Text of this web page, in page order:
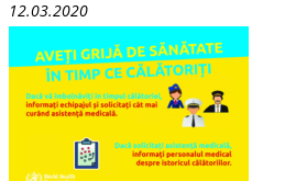
12.03.2020